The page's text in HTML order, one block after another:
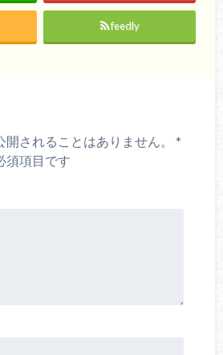
feedly
開されることはありません。
*
須項目です